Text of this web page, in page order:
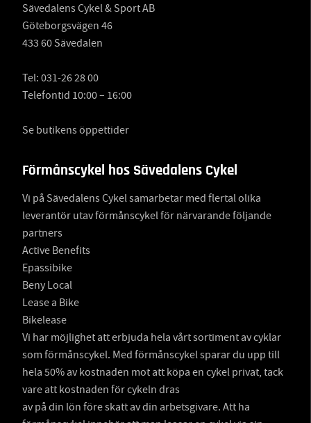
Sävedalens Cykel & Sport AB
Göteborgsvägen 46
433 60 Sävedalen
Tel: 031-26 28 00
Telefontid 10:00 – 16:00
Se butikens öppettider
Förmånscykel hos Sävedalens Cykel
Vi på Sävedalens Cykel samarbetar med flertal olika
leverantör utav förmånscykel för närvarande följande
partners
Active Benefits
Epassibike
Beny Local
Lease a Bike
Bikelease
Vi har möjlighet att erbjuda hela vårt sortiment av cyklar
som förmånscykel. Med förmånscykel sparar du upp till
hela 50% av kostnaden mot att köpa en cykel privat, tack
vare att kostnaden för cykeln dras
av på din lön före skatt av din arbetsgivare. Att ha